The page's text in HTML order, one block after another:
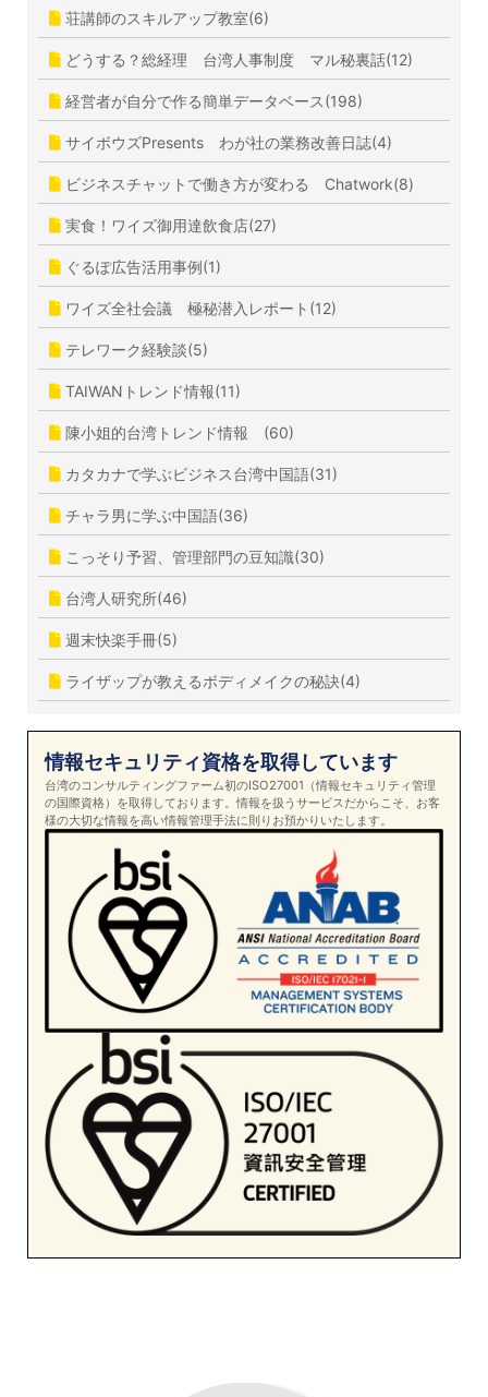
荘講師のスキルアップ教室(6)
どうする？総経理 台湾人事制度 マル秘裏話(12)
経営者が自分で作る簡単データベース(198)
サイボウズPresents わが社の業務改善日誌(4)
ビジネスチャットで働き方が変わる Chatwork(8)
実食！ワイズ御用達飲食店(27)
ぐるぽ広告活用事例(1)
ワイズ全社会議 極秘潜入レポート(12)
テレワーク経験談(5)
TAIWANトレンド情報(11)
陳小姐的台湾トレンド情報 (60)
カタカナで学ぶビジネス台湾中国語(31)
チャラ男に学ぶ中国語(36)
こっそり予習、管理部門の豆知識(30)
台湾人研究所(46)
週末快楽手冊(5)
ライザップが教えるボディメイクの秘訣(4)
情報セキュリティ資格を取得しています
台湾のコンサルティングファーム初のISO27001（情報セキュリティ管理
の国際資格）を取得しております。情報を扱うサービスだからこそ、お客
様の大切な情報を高い情報管理手法に則りお預かりいたします。